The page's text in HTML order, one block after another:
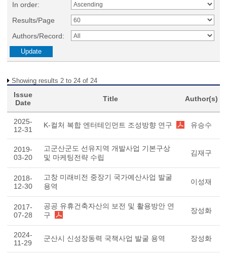
In order:
Results/Page
Authors/Record:
Showing results 2 to 24 of 24
Issue
Date
Title Author(s)
2025-
12-31
K-컬처 복합 엔터테인먼트 조성방향 연구 유승수
2019-
03-20
고군산군도 선유지역 개발사업 기본구상
및 마케팅전략 수립
김재구
2018-
12-30
고창 미래비전 중장기 국가예산사업 발굴
용역
이성재
2017-
07-28
공공 유휴건축자산의 보전 및 활용방안 연
구
장성화
2024-
11-29
군산시 신성장동력 국책사업 발굴 용역 장성화